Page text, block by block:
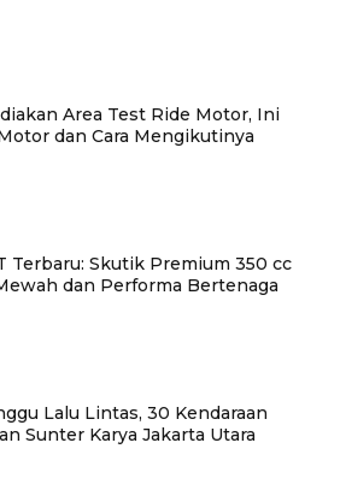
Area Test Ride Motor, Ini
dan Cara Mengikutinya
Terbaru: Skutik Premium 350 cc
dan Performa Bertenaga
Lalu Lintas, 30 Kendaraan
Sunter Karya Jakarta Utara